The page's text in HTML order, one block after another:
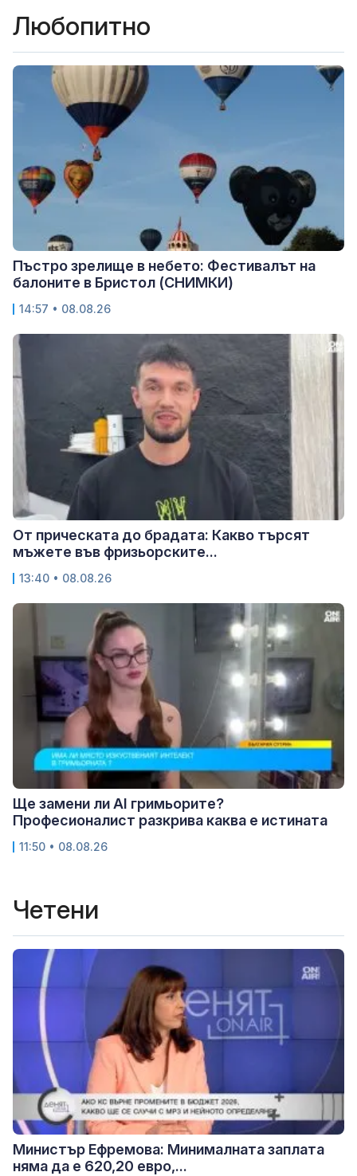
Любопитно
Пъстро зрелище в небето: Фестивалът на
балоните в Бристол (СНИМКИ)
14:57 • 08.08.26
От прическата до брадата: Какво търсят
мъжете във фризьорските...
13:40 • 08.08.26
Ще замени ли AI гримьорите?
Професионалист разкрива каква е истината
11:50 • 08.08.26
Четени
Министър Ефремова: Минималната заплата
няма да е 620,20 евро,...